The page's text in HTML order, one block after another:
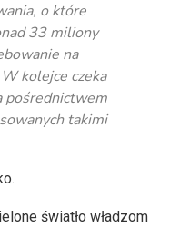
o które
33 miliony
na
kolejce czeka
pośrednictwem
takimi
światło władzom